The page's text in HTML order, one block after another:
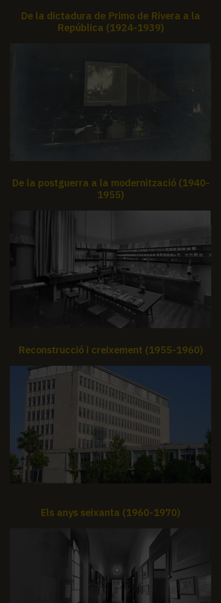
De la dictadura de Primo de Rivera a la
República (1924-1939)
De la postguerra a la modernització (1940-
1955)
Reconstrucció i creixement (1955-1960)
Els anys seixanta (1960-1970)